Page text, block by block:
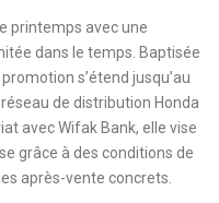
printemps avec une
dans le temps. Baptisée
s’étend jusqu’au
de distribution Honda
avec Wifak Bank, elle vise
grâce à des conditions de
après-vente concrets.